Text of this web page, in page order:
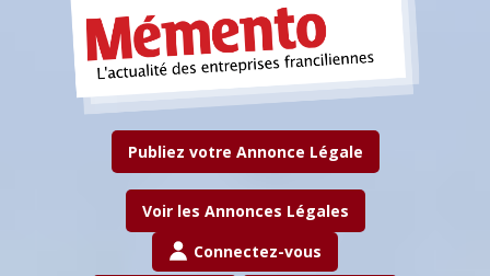
Publiez votre Annonce Légale
Voir les Annonces Légales
Connectez-vous